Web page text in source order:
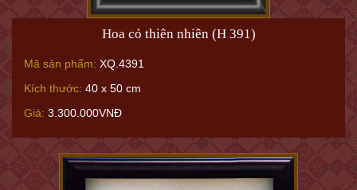
Hoa cỏ thiên nhiên (H 391)
Mã sản phẩm: XQ.4391
Kích thước: 40 x 50 cm
Giá: 3.300.000VNĐ